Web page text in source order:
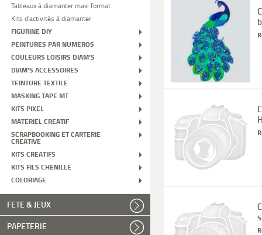
Tableaux à diamanter maxi format
Kits d'activités à diamanter
FIGURINE DIY
PEINTURES PAR NUMEROS
COULEURS LOISIRS DIAM'S
DIAM'S ACCESSOIRES
TEINTURE TEXTILE
MASKING TAPE MT
KITS PIXEL
MATERIEL CREATIF
SCRAPBOOKING ET CARTERIE
CREATIVE
KITS CREATIFS
KITS FILS CHENILLE
COLORIAGE
FETE & JEUX
PAPETERIE